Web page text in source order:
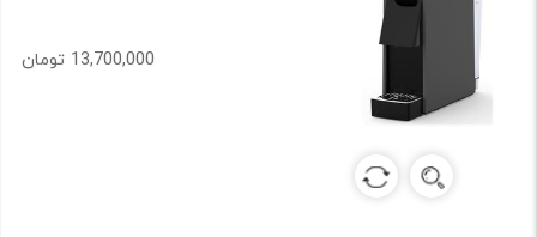
13,700,000 تومان